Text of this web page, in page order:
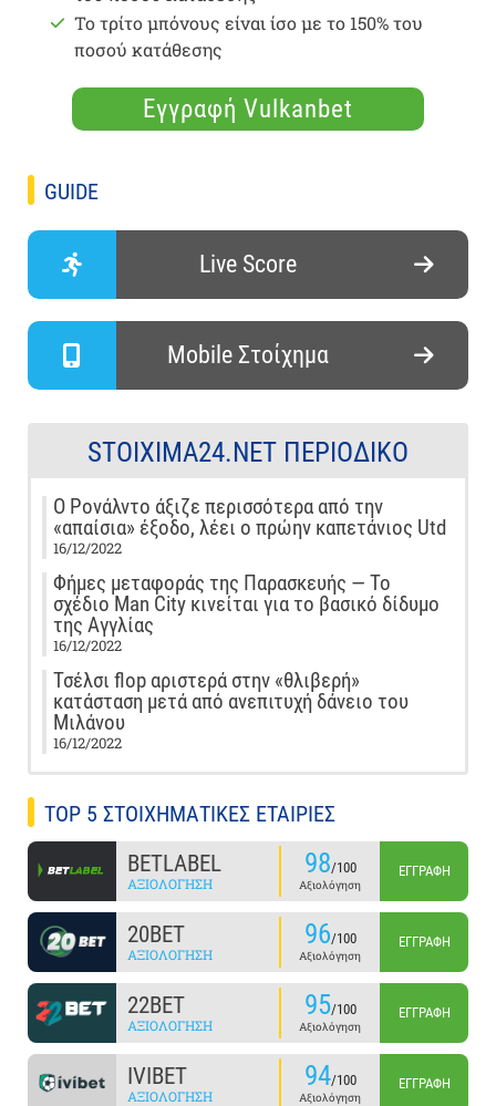
Το τρίτο μπόνους είναι ίσο με το 150% του
ποσού κατάθεσης
Εγγραφή Vulkanbet
GUIDE
Live Score
Mobile Στοίχημα
STOIXIMA24.NET ΠΕΡΙΟΔΙΚΌ
Ο Ρονάλντο άξιζε περισσότερα από την
«απαίσια» έξοδο, λέει ο πρώην καπετάνιος Utd
16/12/2022
Φήμες μεταφοράς της Παρασκευής — Το
σχέδιο Man City κινείται για το βασικό δίδυμο
της Αγγλίας
16/12/2022
Τσέλσι flop αριστερά στην «θλιβερή»
κατάσταση μετά από ανεπιτυχή δάνειο του
Μιλάνου
16/12/2022
TOP 5 ΣΤΟΙΧΗΜΑΤΙΚΕΣ ΕΤΑΙΡΙΕΣ
BETLABEL
ΑΞΙΟΛΌΓΗΣΗ
98/100
Αξιολόγηση
ΕΓΓΡΑΦΉ
20BET
ΑΞΙΟΛΌΓΗΣΗ
96/100
Αξιολόγηση
ΕΓΓΡΑΦΉ
22BET
ΑΞΙΟΛΌΓΗΣΗ
95/100
Αξιολόγηση
ΕΓΓΡΑΦΉ
IVIBET
ΑΞΙΟΛΌΓΗΣΗ
94/100
Αξιολόγηση
ΕΓΓΡΑΦΉ